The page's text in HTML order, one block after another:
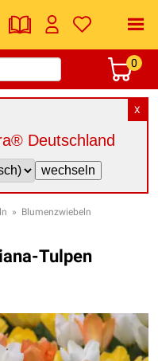
0
X
Deutschland
» Blumenzwiebeln
Tulpen